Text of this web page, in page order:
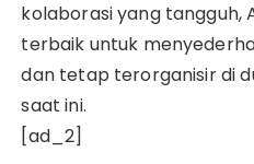
kolaborasi yang tangguh,
terbaik untuk
dan tetap terorganisir di
saat ini.
[ad_2]